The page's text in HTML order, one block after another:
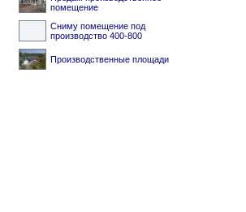
помещение
Сниму помещение под
производство 400-800
Производственные площади